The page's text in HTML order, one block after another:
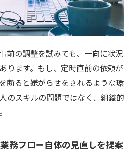
前の調整を試みても、一向に状況
ります。もし、定時直前の依頼が
断ると嫌がらせをされるような環
のスキルの問題ではなく、組織的
務フロー自体の見直しを提案